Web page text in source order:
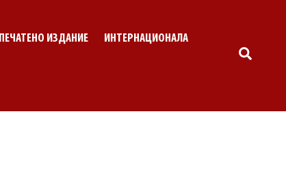
ПЕЧАТЕНО ИЗДАНИЕ ИНТЕРНАЦИОНАЛА